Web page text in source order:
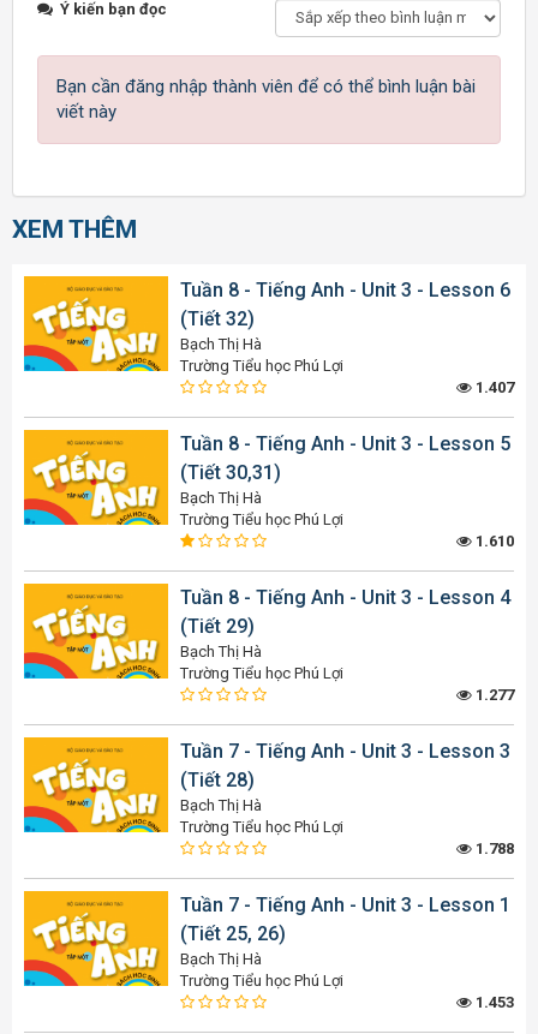
Ý kiến bạn đọc
Bạn cần đăng nhập thành viên để có thể bình luận bài
viết này
XEM THÊM
Tuần 8 - Tiếng Anh - Unit 3 - Lesson 6
(Tiết 32)
Bạch Thị Hà
Trường Tiểu học Phú Lợi
1.407
Tuần 8 - Tiếng Anh - Unit 3 - Lesson 5
(Tiết 30,31)
Bạch Thị Hà
Trường Tiểu học Phú Lợi
1.610
Tuần 8 - Tiếng Anh - Unit 3 - Lesson 4
(Tiết 29)
Bạch Thị Hà
Trường Tiểu học Phú Lợi
1.277
Tuần 7 - Tiếng Anh - Unit 3 - Lesson 3
(Tiết 28)
Bạch Thị Hà
Trường Tiểu học Phú Lợi
1.788
Tuần 7 - Tiếng Anh - Unit 3 - Lesson 1
(Tiết 25, 26)
Bạch Thị Hà
Trường Tiểu học Phú Lợi
1.453